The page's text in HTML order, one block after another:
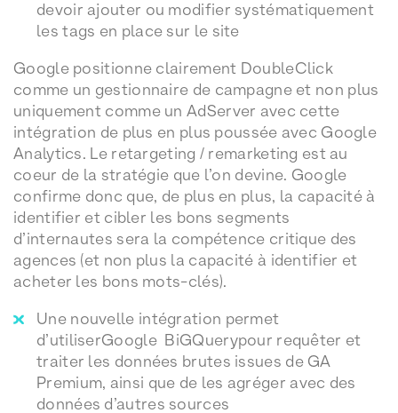
devoir ajouter ou modifier systématiquement
les tags en place sur le site
Google positionne clairement DoubleClick
comme un gestionnaire de campagne et non plus
uniquement comme un AdServer avec cette
intégration de plus en plus poussée avec Google
Analytics. Le retargeting / remarketing est au
coeur de la stratégie que l’on devine. Google
confirme donc que, de plus en plus, la capacité à
identifier et cibler les bons segments
d’internautes sera la compétence critique des
agences (et non plus la capacité à identifier et
acheter les bons mots-clés).
Une nouvelle intégration permet
d’utiliserGoogle BiGQuerypour requêter et
traiter les données brutes issues de GA
Premium, ainsi que de les agréger avec des
données d’autres sources